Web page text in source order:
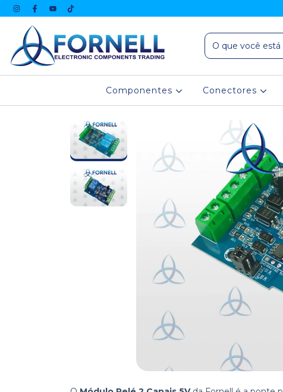
Componentes Conectores